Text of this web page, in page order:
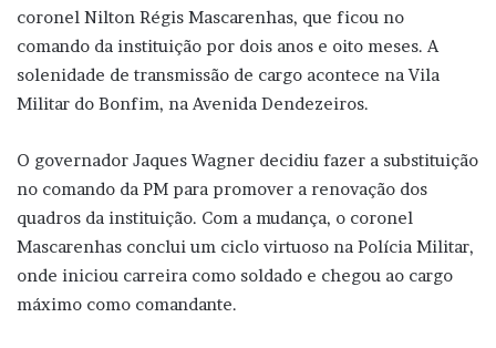
coronel Nilton Régis Mascarenhas, que ficou no
comando da instituição por dois anos e oito meses. A
solenidade de transmissão de cargo acontece na Vila
Militar do Bonfim, na Avenida Dendezeiros.
O governador Jaques Wagner decidiu fazer a substituição
no comando da PM para promover a renovação dos
quadros da instituição. Com a mudança, o coronel
Mascarenhas conclui um ciclo virtuoso na Polícia Militar,
onde iniciou carreira como soldado e chegou ao cargo
máximo como comandante.